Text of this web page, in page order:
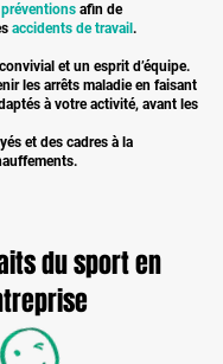
préventions afin de
accidents de travail .
et un esprit d’équipe.
les arrêts maladie en faisant
à votre activité, avant les
et des cadres à la
du sport en